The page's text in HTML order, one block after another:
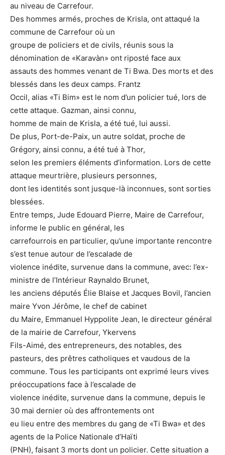
au niveau de Carrefour.
Des hommes armés, proches de Krisla, ont attaqué la
commune de Carrefour où un
groupe de policiers et de civils, réunis sous la
dénomination de «Karavàn» ont riposté face aux
assauts des hommes venant de Ti Bwa. Des morts et des
blessés dans les deux camps. Frantz
Occil, alias «Ti Bim» est le nom d’un policier tué, lors de
cette attaque. Gazman, ainsi connu,
homme de main de Krisla, a été tué, lui aussi.
De plus, Port-de-Paix, un autre soldat, proche de
Grégory, ainsi connu, a été tué à Thor,
selon les premiers éléments d’information. Lors de cette
attaque meurtrière, plusieurs personnes,
dont les identités sont jusque-là inconnues, sont sorties
blessées.
Entre temps, Jude Edouard Pierre, Maire de Carrefour,
informe le public en général, les
carrefourrois en particulier, qu’une importante rencontre
s’est tenue autour de l’escalade de
violence inédite, survenue dans la commune, avec: l’ex-
ministre de l’Intérieur Raynaldo Brunet,
les anciens députés Élie Blaise et Jacques Bovil, l’ancien
maire Yvon Jérôme, le chef de cabinet
du Maire, Emmanuel Hyppolite Jean, le directeur général
de la mairie de Carrefour, Ykervens
Fils-Aimé, des entrepreneurs, des notables, des
pasteurs, des prêtres catholiques et vaudous de la
commune. Tous les participants ont exprimé leurs vives
préoccupations face à l’escalade de
violence inédite, survenue dans la commune, depuis le
30 mai dernier où des affrontements ont
eu lieu entre des membres du gang de «Ti Bwa» et des
agents de la Police Nationale d’Haïti
(PNH), faisant 3 morts dont un policier. Cette situation a